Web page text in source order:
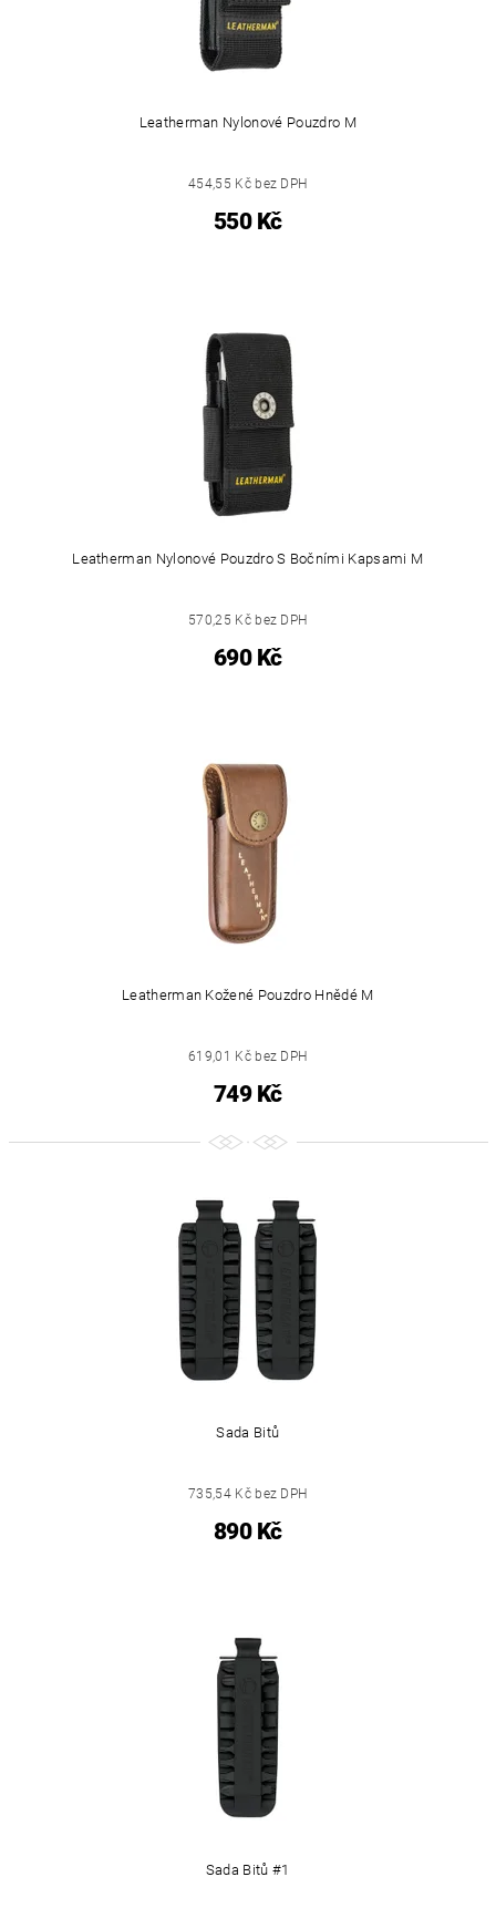
Leatherman Nylonové Pouzdro M
454,55 Kč bez DPH
550 Kč
Leatherman Nylonové Pouzdro S Bočními Kapsami M
570,25 Kč bez DPH
690 Kč
Leatherman Kožené Pouzdro Hnědé M
619,01 Kč bez DPH
749 Kč
Sada Bitů
735,54 Kč bez DPH
890 Kč
Sada Bitů #1